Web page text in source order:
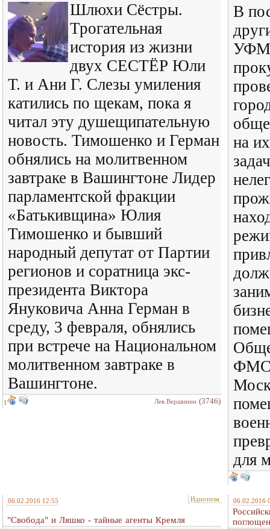
Шлюхи Сёстры.
Трогательная
история из жизни
двух СЕСТЁР Юли
Т. и Ани Г. Слезы умиления
катились по щекам, пока я
читал эту душещипательную
новость. Тимошенко и Герман
обнялись на молитвенном
завтраке в Вашингтоне Лидер
парламентской фракции
«Батькивщина» Юлия
Тимошенко и бывший
народный депутат от Партии
регионов и соратница экс-
президента Виктора
Януковича Анна Герман в
среду, 3 февраля, обнялись
при встрече на Национальном
молитвенном завтраке в
Вашингтоне.
1 Лев Вершинин (3746)
В
на
ФМС
для
06.02.2016 12:55 Идиотизм
"Свобода" и Ляшко - тайные агенты Кремля
06.02.2016